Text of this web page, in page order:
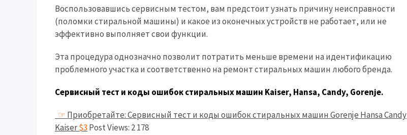
Воспользовавшись сервисным тестом, вам предстоит узнать причину неисправности
(поломки стиральной машины) и какое из оконечных устройств не работает, или не
эффективно выполняет свои функции.
Эта процедура однозначно позволит потратить меньше времени на идентификацию
проблемного участка и соответственно на ремонт стиральных машин любого бренда.
Сервисный тест и коды ошибок стиральных машин Kaiser, Hansa, Candy, Gorenje.
☞ Приобретайте: Сервисный тест и коды ошибок стиральных машин Gorenje Hansa Candy
Kaiser$3 Post Views: 2 178